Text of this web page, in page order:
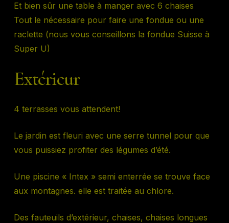
Et bien sûr une table à manger avec 6 chaises
Tout le nécessaire pour faire une fondue ou une
raclette (nous vous conseillons la fondue Suisse à
Super U)
Extérieur
4 terrasses vous attendent!
Le jardin est fleuri avec une serre tunnel pour que
vous puissiez profiter des légumes d’été.
Une piscine « Intex » semi enterrée se trouve face
aux montagnes. elle est traitée au chlore.
Des fauteuils d’extérieur, chaises, chaises longues